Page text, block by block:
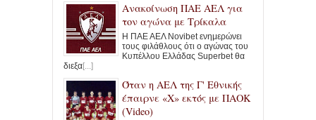
Ανακοίνωση ΠΑΕ ΑΕΛ για
τον αγώνα με Τρίκαλα
Η ΠΑΕ ΑΕΛ Novibet ενημερώνει
τους φιλάθλους ότι ο αγώνας του
Κυπέλλου Ελλάδας Superbet θα
διεξα[...]
Όταν η ΑΕΛ της Γ' Εθνικής
έπαιρνε «Χ» εκτός με ΠΑΟΚ
(Video)